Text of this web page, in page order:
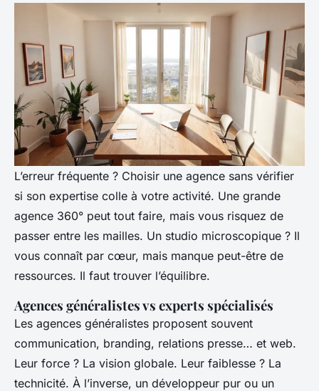
L’erreur fréquente ? Choisir une agence sans vérifier
si son expertise colle à votre activité. Une grande
agence 360° peut tout faire, mais vous risquez de
passer entre les mailles. Un studio microscopique ? Il
vous connaît par cœur, mais manque peut-être de
ressources. Il faut trouver l’équilibre.
Agences généralistes vs experts spécialisés
Les agences généralistes proposent souvent
communication, branding, relations presse… et web.
Leur force ? La vision globale. Leur faiblesse ? La
technicité. À l’inverse, un développeur pur ou un